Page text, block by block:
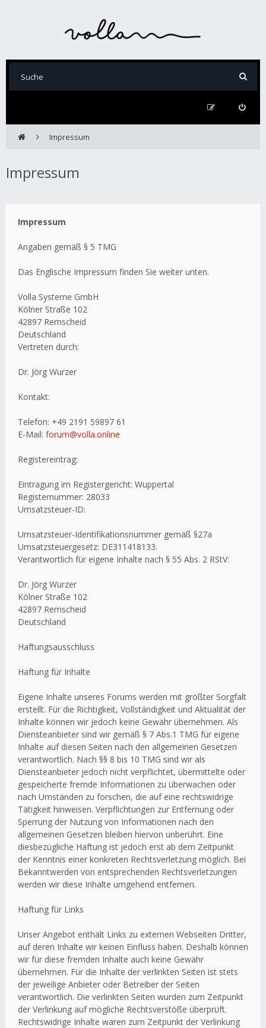
Impressum
Impressum
Impressum
Angaben gemäß § 5 TMG
Das Englische Impressum finden Sie weiter unten.
Volla Systeme GmbH
Kölner Straße 102
42897 Remscheid
Deutschland
Vertreten durch:
Dr. Jörg Wurzer
Kontakt:
Telefon: +49 2191 59897 61
E-Mail: forum@volla.online
Registereintrag:
Eintragung im Registergericht: Wuppertal
Registernummer: 28033
Umsatzsteuer-ID:
Umsatzsteuer-Identifikationsnummer gemäß §27a
Umsatzsteuergesetz: DE311418133.
Verantwortlich für eigene Inhalte nach § 55 Abs. 2 RStV:
Dr. Jörg Wurzer
Kölner Straße 102
42897 Remscheid
Deutschland
Haftungsausschluss
Haftung für Inhalte
Eigene Inhalte unseres Forums werden mit größter Sorgfalt
erstellt. Für die Richtigkeit, Vollständigkeit und Aktualität der
Inhalte können wir jedoch keine Gewähr übernehmen. Als
Diensteanbieter sind wir gemäß § 7 Abs.1 TMG für eigene
Inhalte auf diesen Seiten nach den allgemeinen Gesetzen
verantwortlich. Nach §§ 8 bis 10 TMG sind wir als
Diensteanbieter jedoch nicht verpflichtet, übermittelte oder
gespeicherte fremde Informationen zu überwachen oder
nach Umständen zu forschen, die auf eine rechtswidrige
Tätigkeit hinweisen. Verpflichtungen zur Entfernung oder
Sperrung der Nutzung von Informationen nach den
allgemeinen Gesetzen bleiben hiervon unberührt. Eine
diesbezügliche Haftung ist jedoch erst ab dem Zeitpunkt
der Kenntnis einer konkreten Rechtsverletzung möglich. Bei
Bekanntwerden von entsprechenden Rechtsverletzungen
werden wir diese Inhalte umgehend entfernen.
Haftung für Links
Unser Angebot enthält Links zu externen Webseiten Dritter,
auf deren Inhalte wir keinen Einfluss haben. Deshalb können
wir für diese fremden Inhalte auch keine Gewähr
übernehmen. Für die Inhalte der verlinkten Seiten ist stets
der jeweilige Anbieter oder Betreiber der Seiten
verantwortlich. Die verlinkten Seiten wurden zum Zeitpunkt
der Verlinkung auf mögliche Rechtsverstöße überprüft.
Rechtswidrige Inhalte waren zum Zeitpunkt der Verlinkung